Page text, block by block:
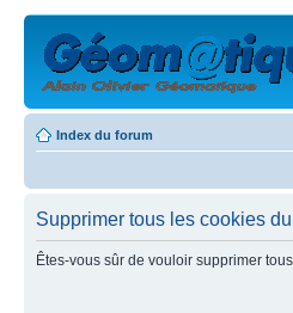
Index du forum
Supprimer tous les cookies
Êtes-vous sûr de vouloir supprimer